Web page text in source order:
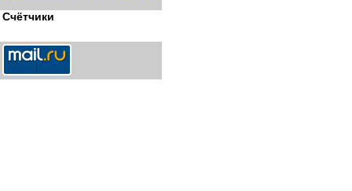
Счётчики